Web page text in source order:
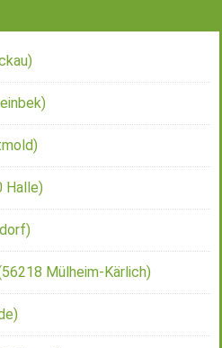
Halle)
Mülheim-Kärlich)